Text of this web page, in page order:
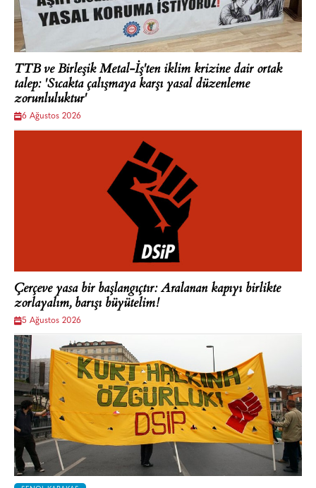
TTB ve Birleşik Metal-İş'ten iklim krizine dair ortak
talep: 'Sıcakta çalışmaya karşı yasal düzenleme
zorunluluktur'
6 Ağustos 2026
Çerçeve yasa bir başlangıçtır: Aralanan kapıyı birlikte
zorlayalım, barışı büyütelim!
5 Ağustos 2026